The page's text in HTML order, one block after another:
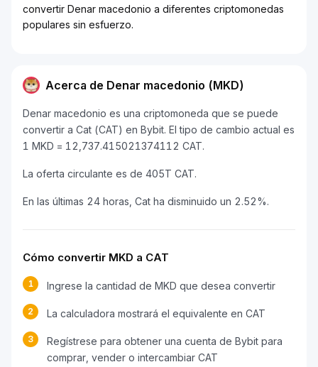
convertir Denar macedonio a diferentes criptomonedas
populares sin esfuerzo.
Acerca de Denar macedonio (MKD)
Denar macedonio es una criptomoneda que se puede
convertir a Cat (CAT) en Bybit. El tipo de cambio actual es
1 MKD = 12,737.415021374112 CAT.
La oferta circulante es de 405T CAT.
En las últimas 24 horas, Cat ha disminuido un 2.52%.
Cómo convertir MKD a CAT
1 Ingrese la cantidad de MKD que desea convertir
2 La calculadora mostrará el equivalente en CAT
3
Regístrese para obtener una cuenta de Bybit para
comprar, vender o intercambiar CAT